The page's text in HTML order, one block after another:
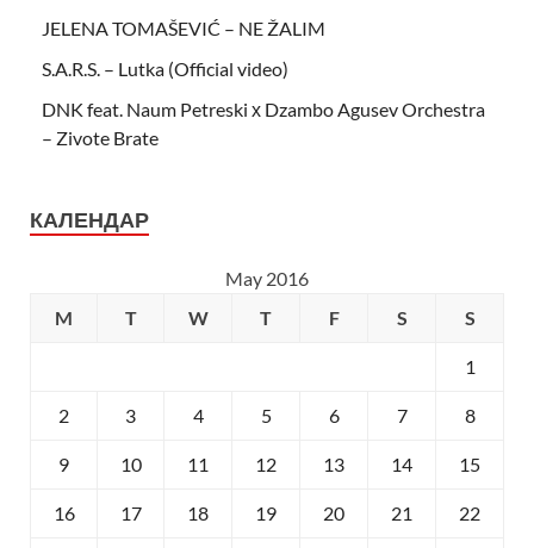
JELENA TOMAŠEVIĆ – NE ŽALIM
S.A.R.S. – Lutka (Official video)
DNK feat. Naum Petreski х Dzambo Agusev Orchestra
– Zivote Brate
КАЛЕНДАР
May 2016
M
T W T F S S
1
2 3 4 5 6 7 8
9 10 11 12 13 14 15
16 17 18 19 20 21 22